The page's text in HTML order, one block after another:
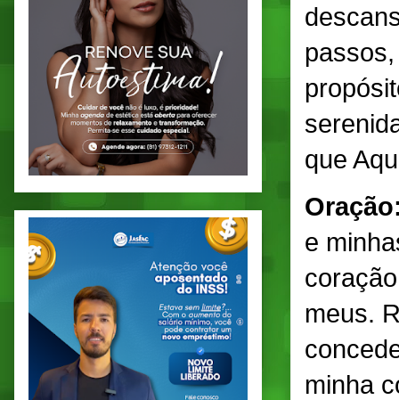
que
e
meus.
minha